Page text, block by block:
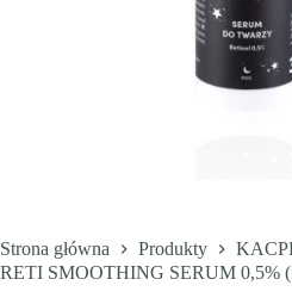
Strona główna Produkty
RETI SMOOTHING SERUM 0,5%